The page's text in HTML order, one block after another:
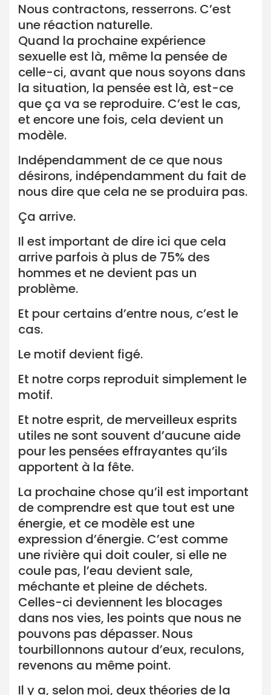
Nous contractons, resserrons. C’est
une réaction naturelle.
Quand la prochaine expérience
sexuelle est là, même la pensée de
celle-ci, avant que nous soyons dans
la situation, la pensée est là, est-ce
que ça va se reproduire. C’est le cas,
et encore une fois, cela devient un
modèle.
Indépendamment de ce que nous
désirons, indépendamment du fait de
nous dire que cela ne se produira pas.
Ça arrive.
Il est important de dire ici que cela
arrive parfois à plus de 75% des
hommes et ne devient pas un
problème.
Et pour certains d’entre nous, c’est le
cas.
Le motif devient figé.
Et notre corps reproduit simplement le
motif.
Et notre esprit, de merveilleux esprits
utiles ne sont souvent d’aucune aide
pour les pensées effrayantes qu’ils
apportent à la fête.
La prochaine chose qu’il est important
de comprendre est que tout est une
énergie, et ce modèle est une
expression d’énergie. C’est comme
une rivière qui doit couler, si elle ne
coule pas, l’eau devient sale,
méchante et pleine de déchets.
Celles-ci deviennent les blocages
dans nos vies, les points que nous ne
pouvons pas dépasser. Nous
tourbillonnons autour d’eux, reculons,
revenons au même point.
Il y a, selon moi, deux théories de la